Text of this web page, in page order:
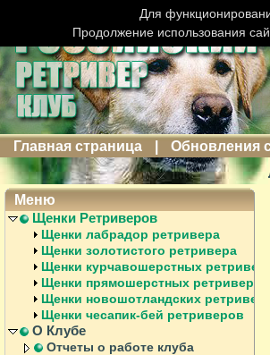
Главная страница Обновления
Меню
Щенки Ретриверов
Щенки лабрадор ретривера
Щенки золотистого ретривера
Щенки курчавошерстных
Щенки прямошерстных ретриверов
Щенки новошотландских
Щенки чесапик-бей ретриверов
О Клубе
Отчеты о работе клуба
Для
Продолжение использования